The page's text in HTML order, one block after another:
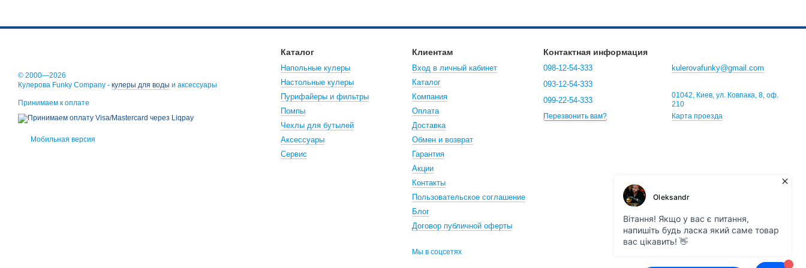
Реальные отзывы и рекомендации клиентов
Большинство наших партнеров отмечают, что при установке кулера с шкафчиком расход одноразовых стаканов сокращается. Ведь они не разлетаются от
сквозняков, а зона вокруг кулера наконец-то выглядит чистой. Это мелочь, которая работает на репутацию компании перед клиентами.
© 2000—2026
Кулерова Funky Company - кулеры для воды и аксессуары
Принимаем к оплате
Мобильная версия
Каталог
Напольные кулеры
Настольные кулеры
Пурифайеры и фильтры
Помпы
Чехлы для бутылей
Аксессуары
Сервис
Клиентам
Вход в личный кабинет
Каталог
Компания
Оплата
Доставка
Обмен и возврат
Гарантия
Акции
Контакты
Пользовательское соглашение
Блог
Договор публичной оферты
Мы в соцсетях
Контактная информация
098-12-54-333
093-12-54-333
099-22-54-333
Перезвонить вам?
kulerovafunky@gmail.com
01042, Киев, ул. Ковпака, 8, оф.
210
Карта проезда